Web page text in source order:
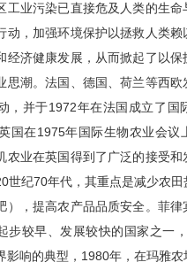
工业污染已直接危及人类的生
动，加强环境保护以拯救人类赖
经济健康发展，从而掀起了以
思潮。法国、德国、荷兰等西
，并于1972年在法国成立了国
英国在1975年国际生物农业会议
农业在英国得到了广泛的接受
世纪70年代，其重点是减少农
），提高农产品品质安全。菲律
步较早、发展较快的国家之一
影响的典型，1980年，在玛雅农